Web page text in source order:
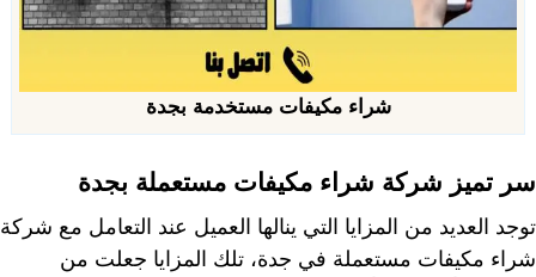
شراء مكيفات مستخدمة بجدة
سر تميز شركة شراء مكيفات مستعملة بجدة
توجد العديد من المزايا التي ينالها العميل عند التعامل مع شركة
شراء مكيفات مستعملة في جدة، تلك المزايا جعلت من